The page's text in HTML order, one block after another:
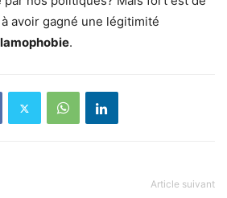
avoir gagné une légitimité
.
Article suivant